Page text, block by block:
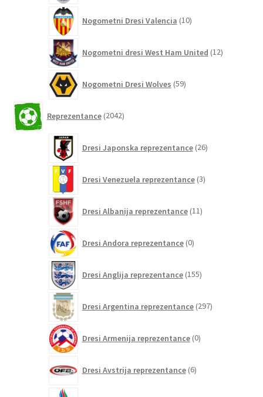
Nogometni Dresi Valencia 10izdelkov
Nogometni dresi West Ham United 12izdelkov
Nogometni Dresi Wolves 59izdelkov
Reprezentance 2042izdelkov
Dresi Japonska reprezentance 26izdelkov
Dresi Venezuela reprezentance 3izdelki
Dresi Albanija reprezentance 11izdelkov
Dresi Andora reprezentance 0izdelkov
Dresi Anglija reprezentance 155izdelkov
Dresi Argentina reprezentance 297izdelkov
Dresi Armenija reprezentance 0izdelkov
Dresi Avstrija reprezentance 6izdelkov